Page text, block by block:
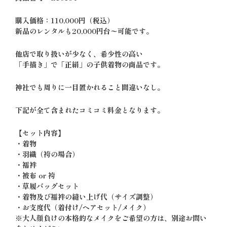
購入価格：110,000円（税込）
新品のレンタルも20,000円台〜可能です。
他店で取り扱いが少なく、希少性の高い
「手描き」で「正絹」の子供着物の商品です。
神社でも周りに一目置かれること間違いなし。
下記が全て含まれたコミコミ料金となります。
【セット内容】
・着物
・羽織（袴の場合）
・襦袢
・被布 or 袴
・草履バッグセット
・着物及び襦袢の縫い上げ代（サイズ調整）
・お支度代（着付け/ヘアセット/メイク）
※大人顔負けの本格的なメイクをご希望の方は、別途お問い